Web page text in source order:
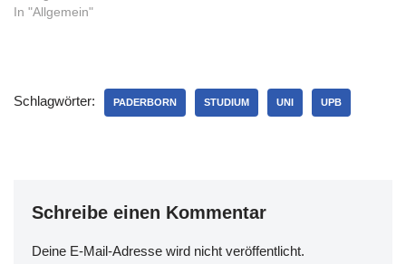
Roboter im
stecken für mich die
Begriffe Paderborn,
In "Allgemein"
Schlagwörter: PADERBORN STUDIUM UNI UPB
Schreibe einen Kommentar
Deine E-Mail-Adresse wird nicht veröffentlicht.